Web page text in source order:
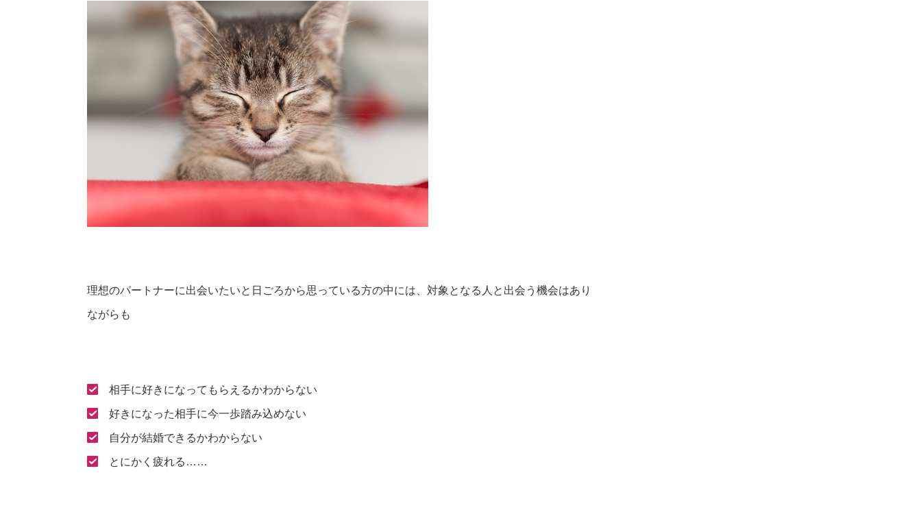
理想のパートナーに出会いたいと日ごろから思っている方の中には、対象となる人と出会う機会はあり
ながらも
相手に好きになってもらえるかわからない
好きになった相手に今一歩踏み込めない
自分が結婚できるかわからない
とにかく疲れる……